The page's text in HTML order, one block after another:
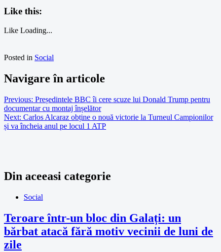
Like this:
Like Loading...
Posted in Social
Navigare în articole
Previous: Președintele BBC îi cere scuze lui Donald Trump pentru
documentar cu montaj înșelător
Next: Carlos Alcaraz obține o nouă victorie la Turneul Campionilor
și va încheia anul pe locul 1 ATP
Din aceeasi categorie
Social
Teroare într-un bloc din Galați: un
bărbat atacă fără motiv vecinii de luni de
zile